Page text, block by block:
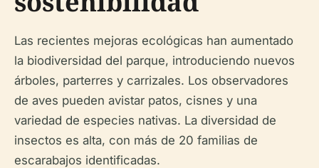
Las recientes mejoras ecológicas han aumentado
la biodiversidad del parque, introduciendo nuevos
árboles, parterres y carrizales. Los observadores
de aves pueden avistar patos, cisnes y una
variedad de especies nativas. La diversidad de
insectos es alta, con más de 20 familias de
escarabajos identificadas.